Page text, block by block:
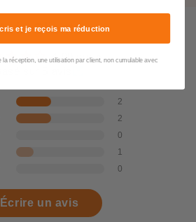
Clients
4.00 sur 5
2
2
0
1
0
Écrire un avis
et je reçois ma réduction
réception, une utilisation par client, non cumulable avec